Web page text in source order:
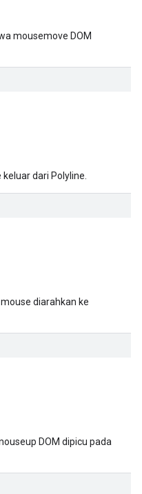
mousemove DOM
dari Polyline.
diarahkan ke
DOM dipicu pada